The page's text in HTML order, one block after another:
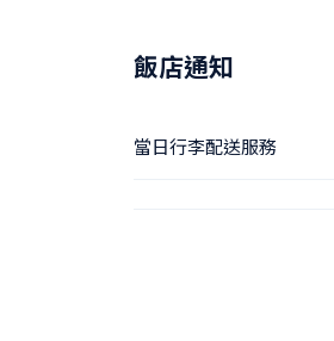
飯店通知
當日行李配送服務